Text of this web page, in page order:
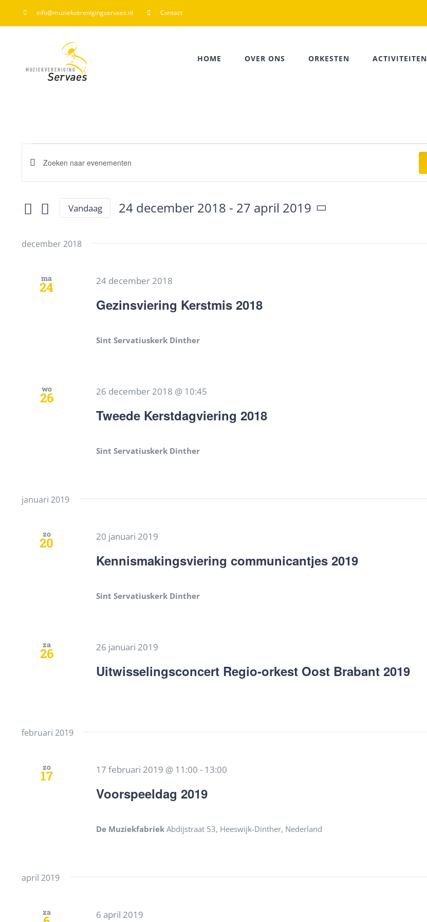
naar
info@muziekverenigingservaes.nl Contact
HOME OVER ONS ORKESTEN ACTIVITEITEN
Evenementen
Zoeken
weergeven
navigatie
keyword
Vandaag 24 december 2018 - 27 april 2019
datum.
december 2018
ma
24
Gezinsviering Kerstmis 2018
24 december 2018
Sint Servatiuskerk Dinther
wo
26
Tweede Kerstdagviering 2018
26 december 2018 @ 10:45
Sint Servatiuskerk Dinther
januari 2019
zo
20
Kennismakingsviering communicantjes 2019
20 januari 2019
Sint Servatiuskerk Dinther
za
26
Uitwisselingsconcert Regio-orkest Oost Brabant 2019
26 januari 2019
februari 2019
zo
17
Voorspeeldag 2019
17 februari 2019 @ 11:00 - 13:00
De MuziekfabriekAbdijstraat 53, Heeswijk-Dinther, Nederland
april 2019
za 6 april 2019